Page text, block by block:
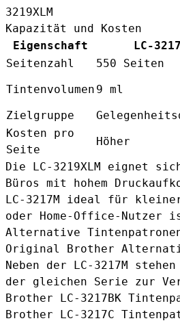
3219XLM
Kapazität und Kosten
Eigenschaft
LC-
Seitenzahl
550 Seiten
Tintenvolumen 9 ml
Zielgruppe
Kosten pro
Seite
Höher
Die LC-3219XLM eignet
Büros mit hohem
LC-3217M ideal für
oder Home-Office-Nutzer
Alternative
Original Brother
Neben der LC-3217M
der gleichen Serie zur
Brother LC-3217BK
Brother LC-3217C